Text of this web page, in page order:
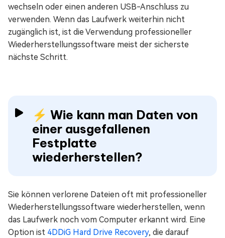
wechseln oder einen anderen USB-Anschluss zu
verwenden. Wenn das Laufwerk weiterhin nicht
zugänglich ist, ist die Verwendung professioneller
Wiederherstellungssoftware meist der sicherste
nächste Schritt.
⚡ Wie kann man Daten von
einer ausgefallenen
Festplatte
wiederherstellen?
Sie können verlorene Dateien oft mit professioneller
Wiederherstellungssoftware wiederherstellen, wenn
das Laufwerk noch vom Computer erkannt wird. Eine
Option ist 4DDiG Hard Drive Recovery, die darauf